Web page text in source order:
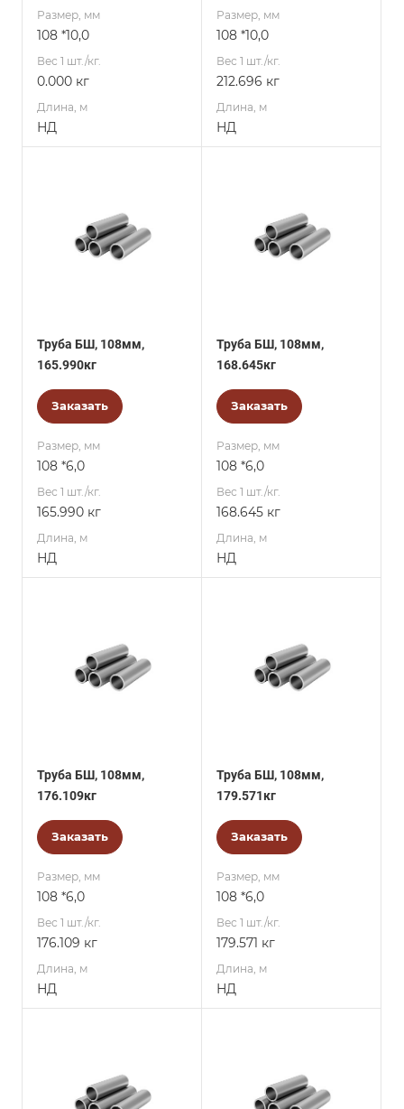
Размер, мм
108 *10,0
Вес 1 шт./кг.
0.000 кг
Длина, м
НД
Размер, мм
108 *10,0
Вес 1 шт./кг.
212.696 кг
Длина, м
НД
Труба БШ, 108мм,
165.990кг
Заказать
Размер, мм
108 *6,0
Вес 1 шт./кг.
165.990 кг
Длина, м
НД
Труба БШ, 108мм,
168.645кг
Заказать
Размер, мм
108 *6,0
Вес 1 шт./кг.
168.645 кг
Длина, м
НД
Труба БШ, 108мм,
176.109кг
Заказать
Размер, мм
108 *6,0
Вес 1 шт./кг.
176.109 кг
Длина, м
НД
Труба БШ, 108мм,
179.571кг
Заказать
Размер, мм
108 *6,0
Вес 1 шт./кг.
179.571 кг
Длина, м
НД